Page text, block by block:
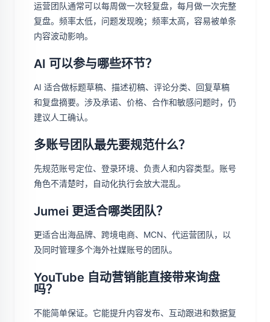
运营团队通常可以每周做一次轻复盘，每月做一次完整
复盘。频率太低，问题发现晚；频率太高，容易被单条
内容波动影响。
AI 可以参与哪些环节？
AI 适合做标题草稿、描述初稿、评论分类、回复草稿
和复盘摘要。涉及承诺、价格、合作和敏感问题时，仍
建议人工确认。
多账号团队最先要规范什么？
先规范账号定位、登录环境、负责人和内容类型。账号
角色不清楚时，自动化执行会放大混乱。
Jumei 更适合哪类团队？
更适合出海品牌、跨境电商、MCN、代运营团队，以
及同时管理多个海外社媒账号的团队。
YouTube 自动营销能直接带来询盘
吗？
不能简单保证。它能提升内容发布、互动跟进和数据复